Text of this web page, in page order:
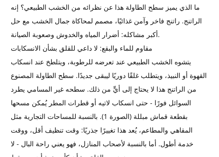
ما الذي يميز سطح الطاولة هذا عن نظرائه من الخشب الطبيعي؟ إنه
الراتنج. راتنج فاخر وآمن غذائيًا، مصمم لمحاكاة جمال الخشب مع حل
أكبر مشاكله: أضرار المياه والخدوش وصعوبة الصيانة.
مقاوم للماء والبقع: لا داعي للقلق بشأن الانسكابات
يتشوه الخشب الطبيعي عند تعرضه للرطوبة، ويتلطخ عند انسكاب
القهوة أو النبيذ، ويتطلب غلقًا دوريًا ليبقى جديدًا. سطح الطاولة المصنوع
من الراتنج هذا لا يحتاج إلى أيٍّ من ذلك. سطحه غير المسامي يطرد
السوائل فورًا - حتى انسكاب لاتيه أو قطرات المطر يُمكن مسحها
بقطعة قماش مبللة (الصورة 1). بالنسبة للمساحات التجارية مثل
المقاهي والمطاعم، يُعد هذا تغييرًا جذريًا: وقت تنظيف أقل، ووقت
خدمة أطول. أما بالنسبة لأصحاب المنازل، فهو يعني راحة البال - لا